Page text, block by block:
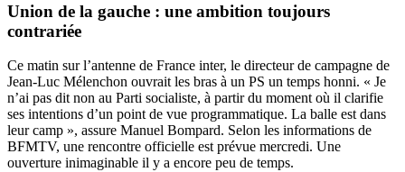
Union de la gauche : une ambition toujours
contrariée
Ce matin sur l’antenne de France inter, le directeur de campagne de
Jean-Luc Mélenchon ouvrait les bras à un PS un temps honni. « Je
n’ai pas dit non au Parti socialiste, à partir du moment où il clarifie
ses intentions d’un point de vue programmatique. La balle est dans
leur camp », assure Manuel Bompard. Selon les informations de
BFMTV, une rencontre officielle est prévue mercredi. Une
ouverture inimaginable il y a encore peu de temps.